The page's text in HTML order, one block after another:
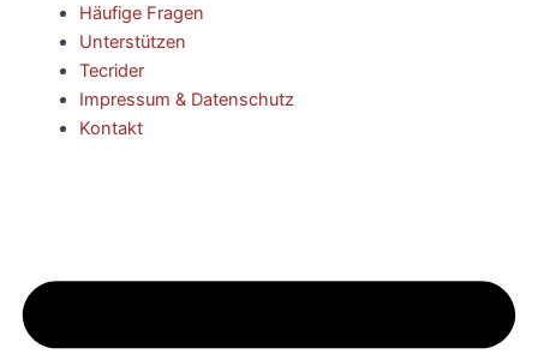
Häufige Fragen
Unterstützen
Tecrider
Impressum & Datenschutz
Kontakt